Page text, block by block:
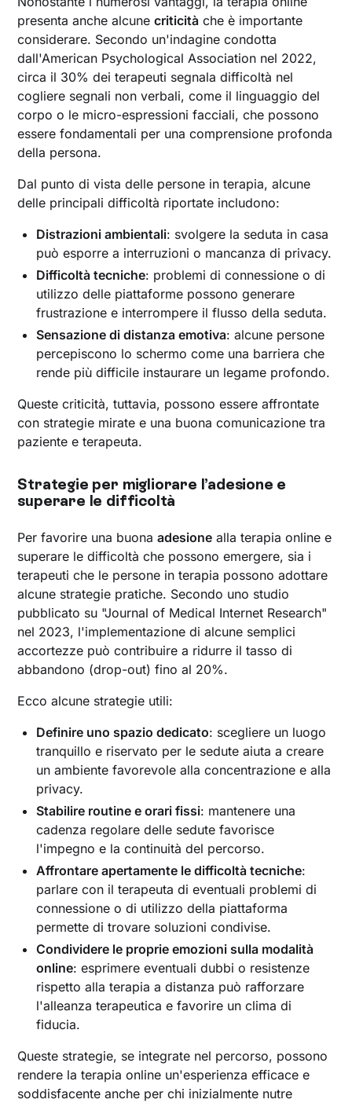
presenta anche alcunecriticità che è importante
considerare. Secondo un'indagine condotta
dall'American Psychological Association nel 2022,
circa il 30% dei terapeuti segnala difficoltà nel
cogliere segnali non verbali, come il linguaggio del
corpo o le micro-espressioni facciali, che possono
essere fondamentali per una comprensione profonda
della persona.
Dal punto di vista delle persone in terapia, alcune
delle principali difficoltà riportate includono:
Distrazioni ambientali: svolgere la seduta in casa
può esporre a interruzioni o mancanza di privacy.
Difficoltà tecniche: problemi di connessione o di
utilizzo delle piattaforme possono generare
frustrazione e interrompere il flusso della seduta.
Sensazione di distanza emotiva: alcune persone
percepiscono lo schermo come una barriera che
rende più difficile instaurare un legame profondo.
Queste criticità, tuttavia, possono essere affrontate
con strategie mirate e una buona comunicazione tra
paziente e terapeuta.
Strategie per migliorare l’adesione e
superare le difficoltà
Per favorire una buonaadesione alla terapia online e
superare le difficoltà che possono emergere, sia i
terapeuti che le persone in terapia possono adottare
alcune strategie pratiche. Secondo uno studio
pubblicato su "Journal of Medical Internet Research"
nel 2023, l'implementazione di alcune semplici
accortezze può contribuire a ridurre il tasso di
abbandono (drop-out) fino al 20%.
Ecco alcune strategie utili:
Definire uno spazio dedicato: scegliere un luogo
tranquillo e riservato per le sedute aiuta a creare
un ambiente favorevole alla concentrazione e alla
privacy.
Stabilire routine e orari fissi: mantenere una
cadenza regolare delle sedute favorisce
l'impegno e la continuità del percorso.
Affrontare apertamente le difficoltà tecniche:
parlare con il terapeuta di eventuali problemi di
connessione o di utilizzo della piattaforma
permette di trovare soluzioni condivise.
Condividere le proprie emozioni sulla modalità
online: esprimere eventuali dubbi o resistenze
rispetto alla terapia a distanza può rafforzare
l'alleanza terapeutica e favorire un clima di
fiducia.
Queste strategie, se integrate nel percorso, possono
rendere la terapia online un'esperienza efficace e
soddisfacente anche per chi inizialmente nutre